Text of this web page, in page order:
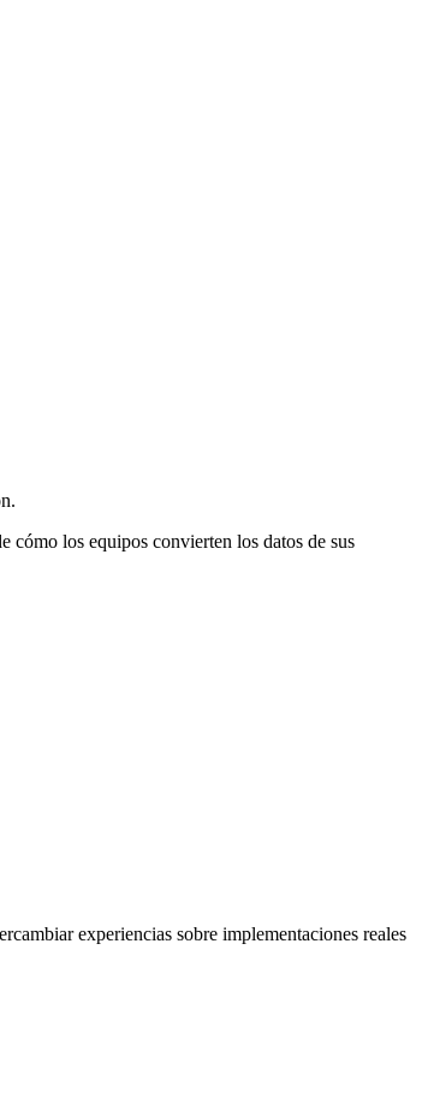
cómo los equipos convierten los datos de sus
experiencias sobre implementaciones reales